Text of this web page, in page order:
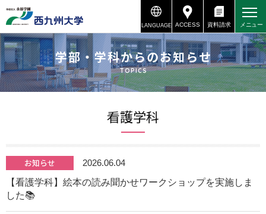
資料請求 アクセス
メニュー
LANGUAGE 資料請求
ACCESS
学部・学科からのお知らせ
TOPICS
看護学科
お知らせ
2026.06.04
【看護学科】絵本の読み聞かせワークショップを実施しま
した📚